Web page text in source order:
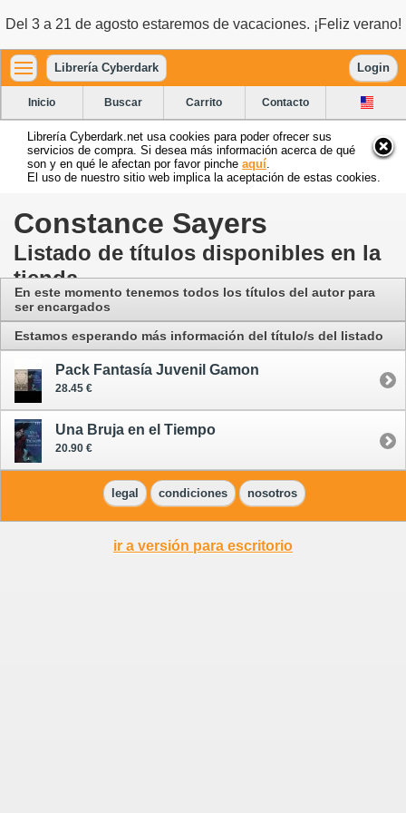
Del 3 a 21 de agosto estaremos de vacaciones. ¡Feliz verano!
Librería Cyberdark Login
Inicio Buscar Carrito Contacto
Librería Cyberdark.net usa cookies para poder ofrecer sus
servicios de compra. Si desea más información acerca de qué
son y en qué le afectan por favor pinche aquí
El uso de nuestro sitio web implica la aceptación de estas cookies.
Constance Sayers
Listado de títulos disponibles en la
tienda
En este momento tenemos todos los títulos del autor para
ser encargados
Estamos esperando más información del título/s del listado
Pack Fantasía Juvenil Gamon
28.45 €
Una Bruja en el Tiempo
20.90 €
legal condiciones nosotros
ir a versión para escritorio